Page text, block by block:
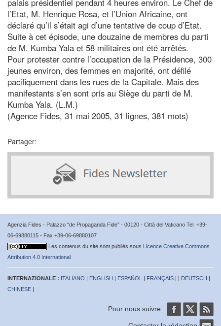
l’Etat, M. Henrique Rosa, et l’Union Africaine, ont
déclaré qu’il s’était agi d’une tentative de coup d’Etat.
Suite à cet épisode, une douzaine de membres du parti
de M. Kumba Yala et 58 militaires ont été arrêtés.
Pour protester contre l’occupation de la Présidence, 300
jeunes environ, des femmes en majorité, ont défilé
pacifiquement dans les rues de la Capitale. Mais des
manifestants s’en sont pris au Siège du parti de M.
Kumba Yala. (L.M.)
(Agence Fides, 31 mai 2005, 31 lignes, 381 mots)
Partager:
Agenzia Fides - Palazzo “de Propaganda Fide” - 00120 - Città del Vaticano Tel. +39-
06-69880115 - Fax +39-06-69880107
Les contenus du site sont publiés sous Licence Creative Commons
Attribution 4.0 International
INTERNAZIONALE : ITALIANO | ENGLISH | ESPAÑOL | FRANÇAIS | | DEUTSCH |
CHINESE |
Pour nous suivre :